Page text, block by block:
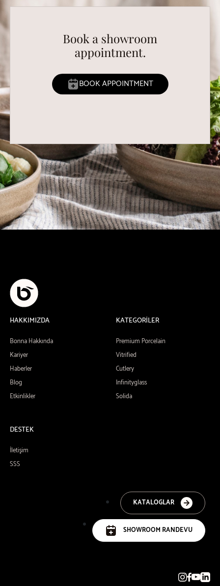
Book a showroom
appointment.
BOOK APPOINTMENT
HAKKIMIZDA
Bonna Hakkında
Kariyer
Haberler
Blog
Etkinlikler
KATEGORİLER
Premium Porcelain
Vitrified
Cutlery
Infinityglass
Solida
DESTEK
İletişim
SSS
KATALOGLAR
SHOWROOM RANDEVU